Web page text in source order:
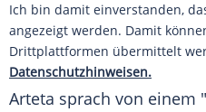
Ich bin damit einverstanden,
angezeigt werden. Damit
Drittplattformen übermittelt
Datenschutzhinweisen.
Arteta sprach von einem